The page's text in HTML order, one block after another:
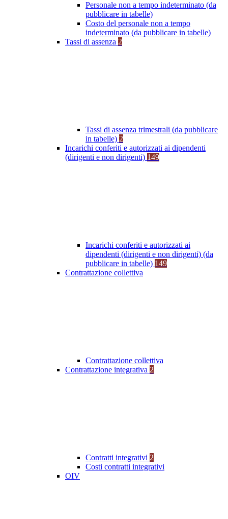
Personale non a tempo indeterminato (da
pubblicare in tabelle)
Costo del personale non a tempo
indeterminato (da pubblicare in tabelle)
Tassi di assenza 2
Tassi di assenza trimestrali (da pubblicare
in tabelle) 2
Incarichi conferiti e autorizzati ai dipendenti
(dirigenti e non dirigenti) 149
Incarichi conferiti e autorizzati ai
dipendenti (dirigenti e non dirigenti) (da
pubblicare in tabelle) 149
Contrattazione collettiva
Contrattazione collettiva
Contrattazione integrativa 2
Contratti integrativi 2
Costi contratti integrativi
OIV